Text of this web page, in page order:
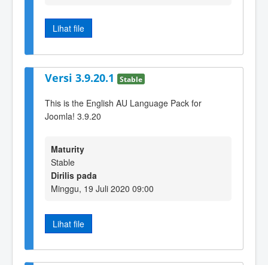
Lihat file
Versi 3.9.20.1 Stable
This is the English AU Language Pack for
Joomla! 3.9.20
Maturity
Stable
Dirilis pada
Minggu, 19 Juli 2020 09:00
Lihat file